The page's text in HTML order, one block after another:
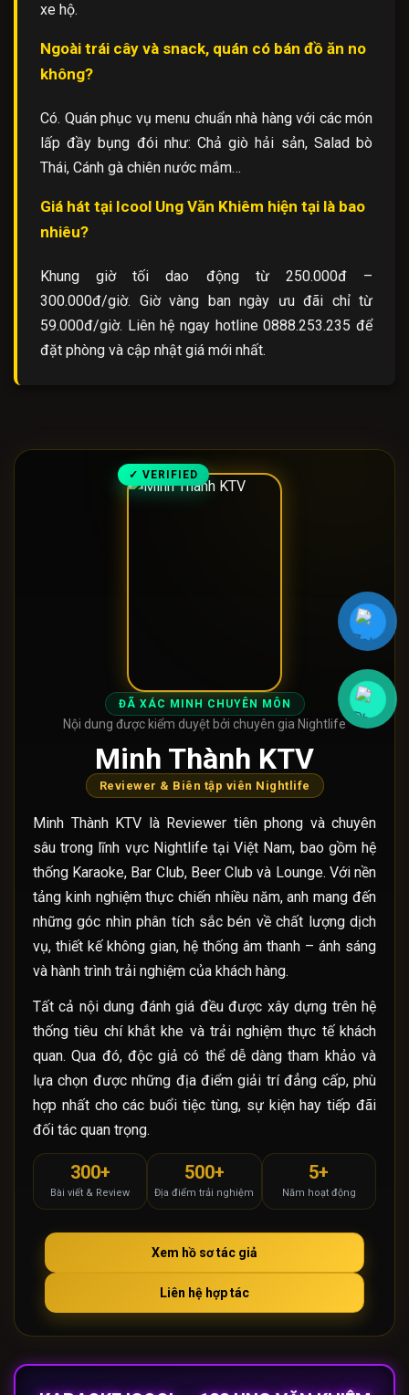
xe hộ.
Ngoài trái cây và snack, quán có bán đồ ăn no
không?
Có. Quán phục vụ menu chuẩn nhà hàng với các món
lấp đầy bụng đói như: Chả giò hải sản, Salad bò
Thái, Cánh gà chiên nước mắm…
Giá hát tại Icool Ung Văn Khiêm hiện tại là bao
nhiêu?
Khung giờ tối dao động từ 250.000đ –
300.000đ/giờ. Giờ vàng ban ngày ưu đãi chỉ từ
59.000đ/giờ. Liên hệ ngay hotline 0888.253.235 để
đặt phòng và cập nhật giá mới nhất.
✓ VERIFIED
ĐÃ XÁC MINH CHUYÊN MÔN
Nội dung được kiểm duyệt bởi chuyên gia Nightlife
Minh Thành KTV
Reviewer & Biên tập viên Nightlife
Minh Thành KTV là Reviewer tiên phong và chuyên
sâu trong lĩnh vực Nightlife tại Việt Nam, bao gồm hệ
thống Karaoke, Bar Club, Beer Club và Lounge. Với nền
tảng kinh nghiệm thực chiến nhiều năm, anh mang đến
những góc nhìn phân tích sắc bén về chất lượng dịch
vụ, thiết kế không gian, hệ thống âm thanh – ánh sáng
và hành trình trải nghiệm của khách hàng.
Tất cả nội dung đánh giá đều được xây dựng trên hệ
thống tiêu chí khắt khe và trải nghiệm thực tế khách
quan. Qua đó, độc giả có thể dễ dàng tham khảo và
lựa chọn được những địa điểm giải trí đẳng cấp, phù
hợp nhất cho các buổi tiệc tùng, sự kiện hay tiếp đãi
đối tác quan trọng.
300+
Bài viết & Review
500+
Địa điểm trải nghiệm
5+
Năm hoạt động
Xem hồ sơ tác giả
Liên hệ hợp tác